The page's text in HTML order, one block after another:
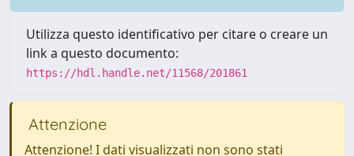
Utilizza questo identificativo per citare o creare un
link a questo documento:
https://hdl.handle.net/11568/201861
Attenzione
Attenzione! I dati visualizzati non sono stati